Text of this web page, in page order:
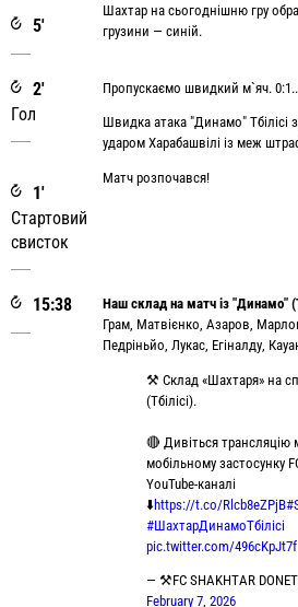
5'
Шахтар на сьогоднішню гру
грузини — синій.
2'
Гол
Пропускаємо швидкий м`яч. 0:1..
Швидка атака "Динамо" Тбілісі
ударом Харабашвілі із меж
1'
Стартовий
свисток
Матч розпочався!
15:38 Наш склад на матч із "Динамо"
Грам, Матвієнко, Азаров,
Педріньйо, Лукас, Егіналду,
⚒️ Склад «Шахтаря» на
(Тбілісі).
🔴 Дивіться трансляцію
мобільному застосунку
YouTube-каналі
⬇️https://t.co/Rlcb8eZPjB
#ШахтарДинамоТбілісі
pic.twitter.com/496cKpJt7f
— ⚒FC SHAKHTAR
February 7, 2026